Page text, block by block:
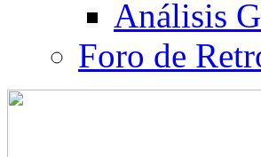
Análisis
Foro de